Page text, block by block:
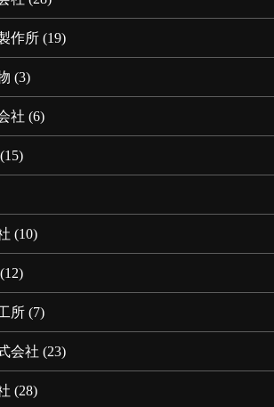
作所 (19)
(3)
社 (6)
(15)
(10)
(12)
所 (7)
会社 (23)
(28)